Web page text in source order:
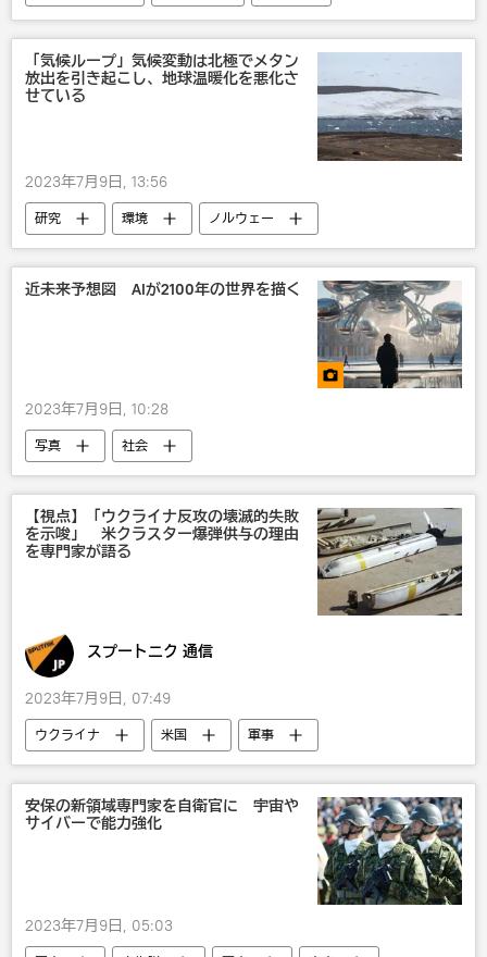
政治
欧州
「気候ループ」気候変動は北極でメタン
放出を引き起こし、地球温暖化を悪化さ
せている
2023年7月9日, 13:56
研究 環境
ノルウェー
国際
北極
気候変動
IT・科学
近未来予想図 AIが2100年の世界を描く
2023年7月9日, 10:28
写真 社会
【視点】「ウクライナ反攻の壊滅的失敗
を示唆」 米クラスター爆弾供与の理由
を専門家が語る
スプートニク 通信
2023年7月9日, 07:49
ウクライナ 米国
軍事
ロシア
武器・兵器
安保の新領域専門家を自衛官に 宇宙や
サイバーで能力強化
2023年7月9日, 05:03